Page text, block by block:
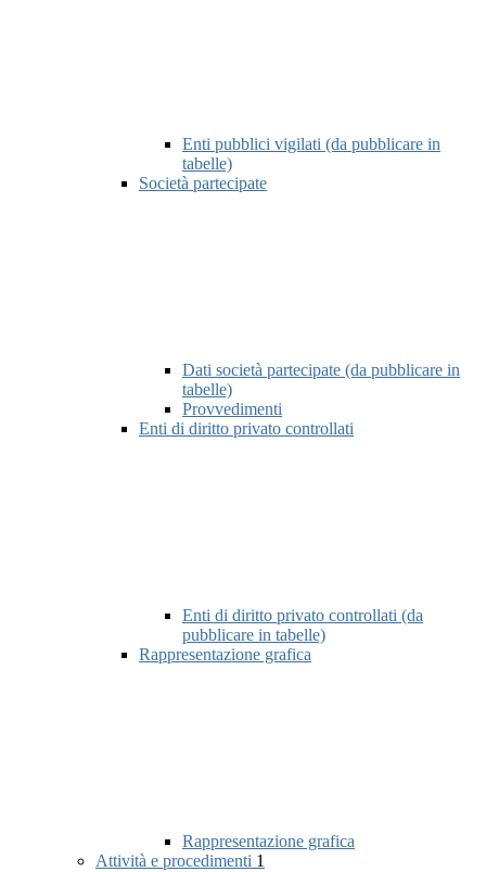
Enti pubblici vigilati (da pubblicare in
tabelle)
Società partecipate
Dati società partecipate (da pubblicare in
tabelle)
Provvedimenti
Enti di diritto privato controllati
Enti di diritto privato controllati (da
pubblicare in tabelle)
Rappresentazione grafica
Rappresentazione grafica
Attività e procedimenti 1